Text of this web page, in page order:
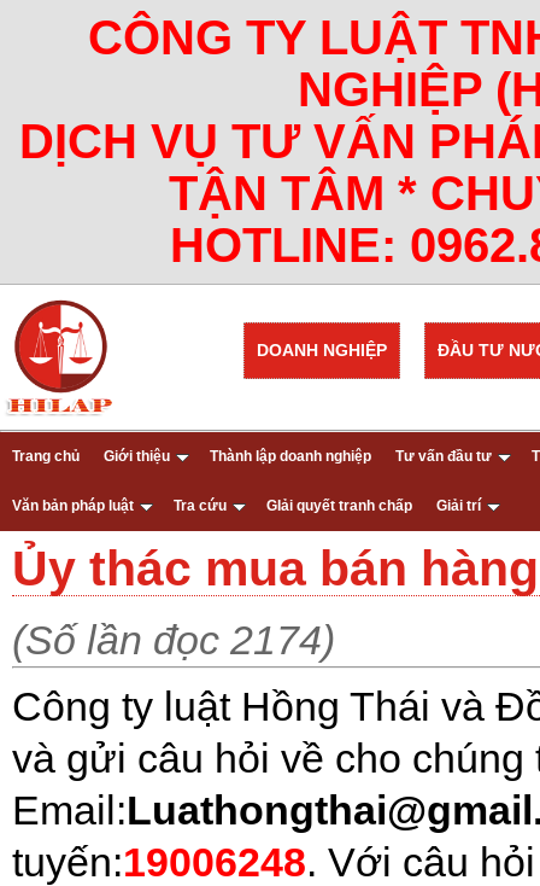
CÔNG TY LUẬT
NGHIỆP
DỊCH VỤ TƯ VẤN
TẬN TÂM *
HOTLINE:
ĐẦU TƯ
DOANH NGHIỆP
Trang chủ Giới thiệu Thành lập doanh nghiệp Tư vấn đầu tư
Văn bản pháp luật Tra cứu GIải quyết tranh chấp Giải trí
Ủy thác mua bán
(Số lần đọc 2174)
Công ty luật Hồng Thái và
và gửi câu hỏi về cho chúng
Email:
tuyến:19006248. Với câu